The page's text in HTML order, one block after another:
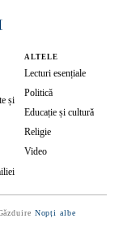
și
ALTELE
Lecturi esențiale
Politică
Educație și cultură
Religie
Video
Nopți albe